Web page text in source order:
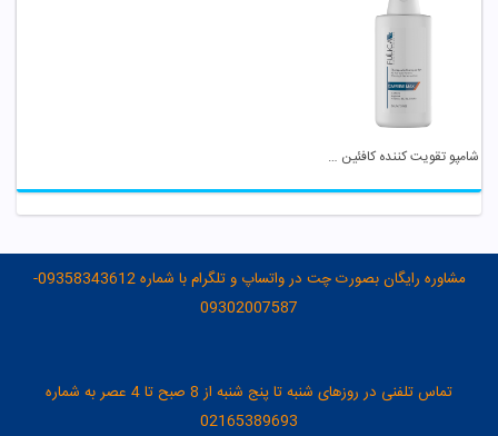
شامپو تقویت کننده کافئین مکس فولیکا آر ایکس
مشاوره رایگان بصورت چت در واتساپ و تلگرام با شماره 09358343612-
09302007587
تماس تلفنی در روزهای شنبه تا پنج شنبه از 8 صبح تا 4 عصر به شماره
02165389693